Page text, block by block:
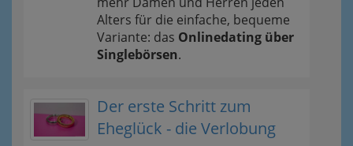
Alters für die einfache, bequeme
Variante: das Onlinedating über
Singlebörsen.
Der erste Schritt zum
Eheglück - die Verlobung